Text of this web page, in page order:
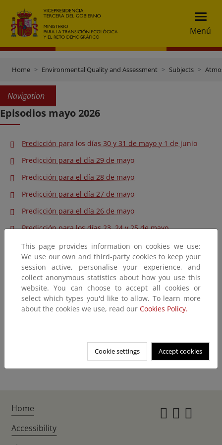
Menú
Home Environmental Quality and Assessment Subjects
Navigation
Episodios mayo 2026
Predicción para los días 30 y 31 de mayo y 1 de junio
Predicción para el día 29 de mayo
Predicción para el día 28 de mayo
Predicción para el día 27 de mayo
Predicción para el día 26 de mayo
Predicción para los días 23, 24 y 25 de mayo
Predicción para el día 22 de mayo
Predicción para el día 21 de mayo
Predicción para el día 20 de mayo
Predicción para los días 9 y 10 de mayo
Predicción para el día 8 de mayo
Predicción para los días 1, 2 y 3 de mayo
This page provides information on cookies we use:
We use our own and third-party cookies to keep your
session active, personalise your experience, and
collect anonymous statistics about how you use this
website. You can choose to accept all cookies or
select which types you'd like to allow. To learn more
about the cookies we use, read our Cookies Policy.
Cookie settings Accept cookies
Home
Accessibility